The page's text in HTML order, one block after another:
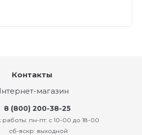
Контакты
магазин
8 (800) 200-38-25
работы: пн-пт: с 10-00 до 18-00
сб-вскр: выходной